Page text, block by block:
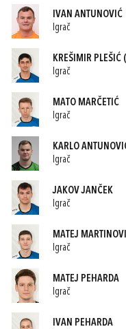
IVAN ANTUNOVIĆ
Igrač
KREŠIMIR PLEŠIĆ
Igrač
MATO MARČETIĆ
Igrač
KARLO
Igrač
JAKOV JANČEK
Igrač
MATEJ
Igrač
MATEJ PEHARDA
Igrač
IVAN PEHARDA